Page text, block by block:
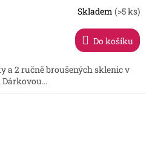
Skladem(>5 ks)
Do košíku
a 2 ručně broušených sklenic v